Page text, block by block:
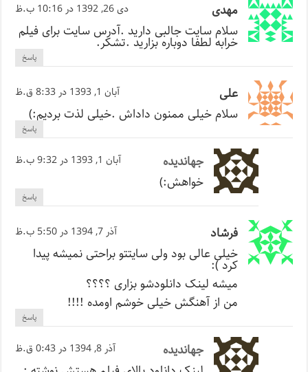
مهدی دی 26, 1392 در 10:16 ب.ظ
سلام سایت جالبی دارید .آدرس سایت برای فیلم
خرابه لطفا دوباره بزارید .تشکر.
پاسخ
علی آبان 1, 1393 در 8:33 ق.ظ
سلام خیلی ممنون داداش .خیلی لذت بردیم:)
پاسخ
جهاندیده آبان 1, 1393 در 9:32 ب.ظ
خواهش:)
پاسخ
فرشاد آذر 7, 1394 در 5:50 ب.ظ
خیلی عالی بود ولی سایتتو براحتی نمیشه پیدا
کرد ):
میشه لینک دانلودشو بزاری ؟؟؟؟
من از آهنگش خیلی خوشم اومده !!!!
پاسخ
جهاندیده آذر 8, 1394 در 0:43 ق.ظ